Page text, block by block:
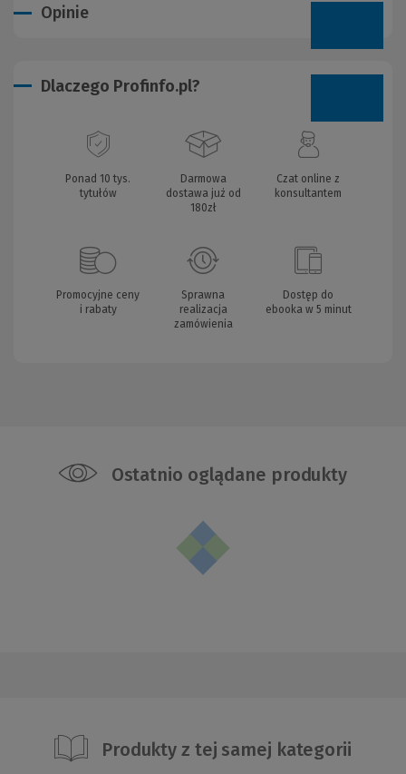
Opinie
Dlaczego Profinfo.pl?
Ponad 10 tys.
tytułów
Darmowa
dostawa już od
180zł
Czat online z
konsultantem
Promocyjne ceny
i rabaty
Sprawna
realizacja
zamówienia
Dostęp do
ebooka w 5 minut
Ostatnio oglądane produkty
Produkty z tej samej kategorii